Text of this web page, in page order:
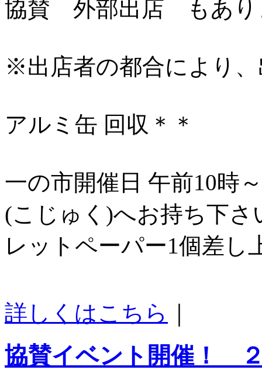
協賛 外部出店 もあり
※出店者の都合により
アルミ缶 回収＊＊
一の市開催日 午前10時
(こじゅく)へお持ち下さ
レットペーパー1個差し
詳しくはこちら
協賛イベント開催！